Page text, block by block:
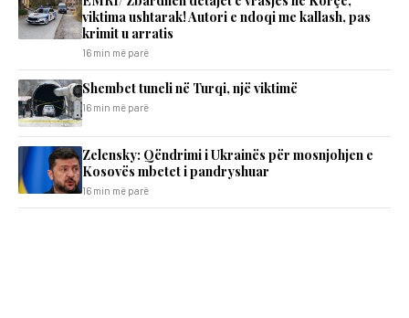
viktima ushtarak! Autori e ndoqi me kallash, pas
krimit u arratis
16 min më parë
Shembet tuneli në Turqi, një viktimë
16 min më parë
Zelensky: Qëndrimi i Ukrainës për mosnjohjen e
Kosovës mbetet i pandryshuar
16 min më parë